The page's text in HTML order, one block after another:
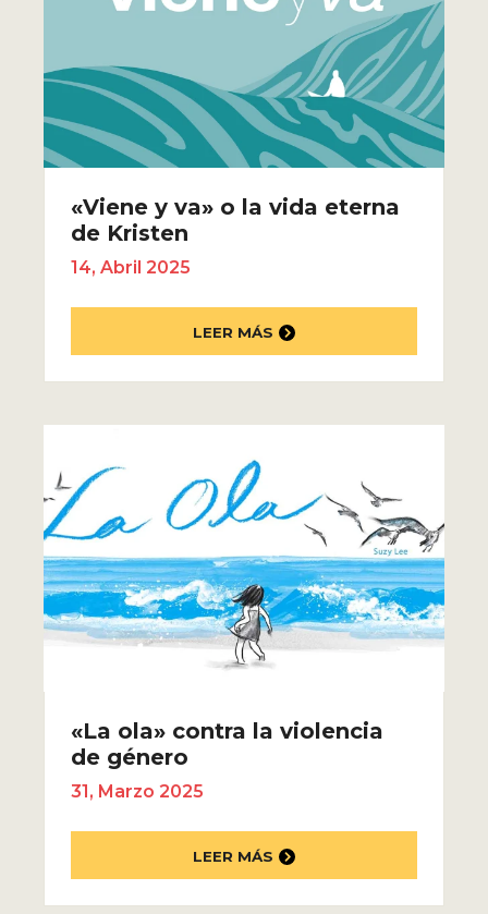
«Viene y va» o la vida eterna
de Kristen
14, Abril 2025
LEER MÁS
«La ola» contra la violencia
de género
31, Marzo 2025
LEER MÁS